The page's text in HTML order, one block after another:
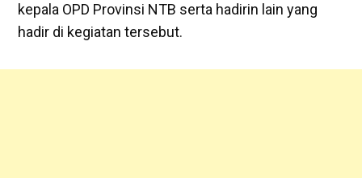
kepala OPD Provinsi NTB serta hadirin lain yang
hadir di kegiatan tersebut.